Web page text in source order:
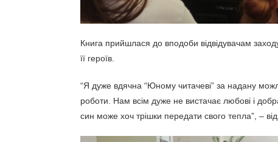
Книга прийшлася до вподоби відвідувачам
її героїв.
“Я дуже вдячна “Юному читачеві” за надану
роботи. Нам всім дуже не вистачає любові і
син може хоч трішки передати свого тепла”, –